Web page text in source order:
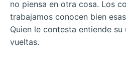
no piensa en otra cosa. Los
trabajamos conocen bien
Quien le contesta entiende
vueltas.